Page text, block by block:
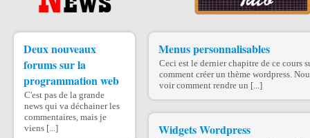
Deux nouveaux
forums sur la
programmation web
C'est pas de la grande
news qui va déchainer les
commentaires, mais je
viens [...]
Menus personnalisables
Ceci est le dernier chapitre de ce cours
comment créer un thème wordpress.
voir comment rendre un [...]
Widgets Wordpress